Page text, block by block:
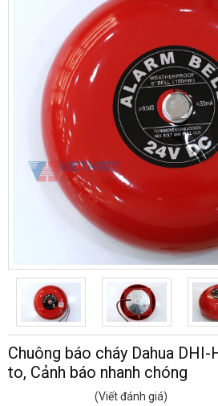
Chuông báo cháy Dahua DHI-
to, Cảnh báo nhanh chóng
(Viết đánh giá)